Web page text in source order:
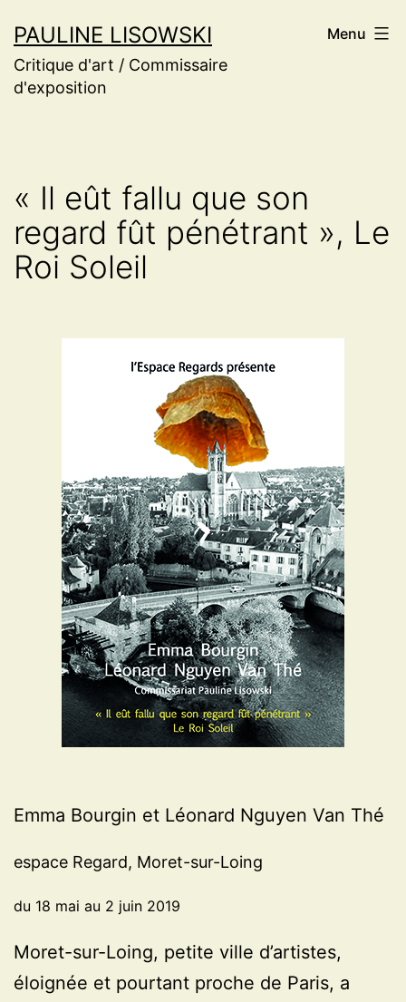
au
contenu
PAULINE LISOWSKI
Critique d'art / Commissaire
d'exposition
Menu
« Il eût fallu que son
regard fût pénétrant », Le
Roi Soleil
Emma Bourgin et Léonard Nguyen Van Thé
espace Regard, Moret-sur-Loing
du 18 mai au 2 juin 2019
Moret-sur-Loing, petite ville d’artistes,
éloignée et pourtant proche de Paris, a